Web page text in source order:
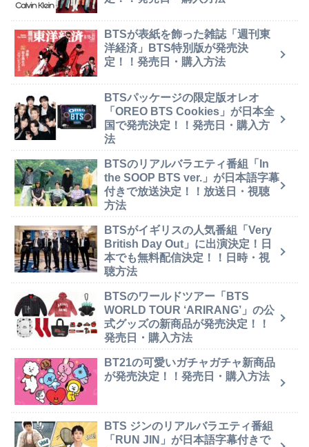
BTSが表紙を飾った雑誌「週刊東
洋経済」BTS特別版が発売決
定！！発売日・購入方法
BTSパッケージの限定版オレオ
「OREO BTS Cookies」が日本全
国で発売決定！！発売日・購入方
法
BTSのリアルバラエティ番組「In
the SOOP BTS ver.」が日本語字幕
付きで放送決定！！放送日・視聴
方法
BTSがイギリスの人気番組「Very
British Day Out」に出演決定！日
本でも無料配信決定！！日時・視
聴方法
BTSのワールドツアー「BTS
WORLD TOUR ‘ARIRANG’」の公
式グッズの新商品が発売決定！！
発売日・購入方法
BT21の可愛いガチャガチャ新商品
が発売決定！！発売日・購入方法
BTS ジンのリアルバラエティ番組
「RUN JIN」が日本語字幕付きで